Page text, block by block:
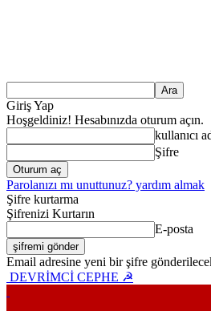
Giriş Yap
Hoşgeldiniz! Hesabınızda oturum açın.
kullanıcı
Şifre
Parolanızı mı unuttunuz? yardım almak
Şifre kurtarma
Şifrenizi Kurtarın
E-posta
Email adresine yeni bir şifre
DEVRİMCİ CEPHE ☭